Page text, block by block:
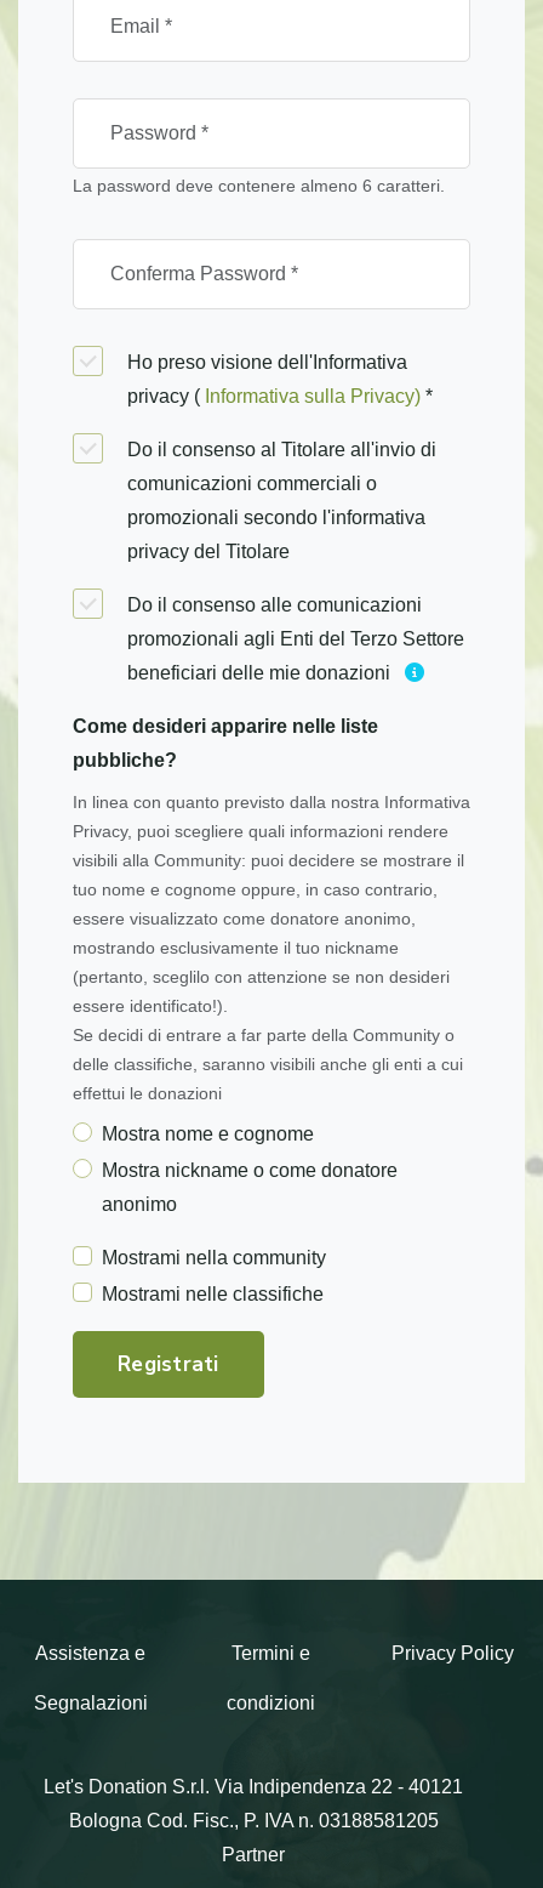
La password deve contenere almeno 6 caratteri.
Ho preso visione dell'Informativa
privacy ( Informativa sulla Privacy) *
Do il consenso al Titolare all'invio di
comunicazioni commerciali o
promozionali secondo l'informativa
privacy del Titolare
Do il consenso alle comunicazioni
promozionali agli Enti del Terzo Settore
beneficiari delle mie donazioni
Come desideri apparire nelle liste
pubbliche?
In linea con quanto previsto dalla nostra Informativa
Privacy, puoi scegliere quali informazioni rendere
visibili alla Community: puoi decidere se mostrare il
tuo nome e cognome oppure, in caso contrario,
essere visualizzato come donatore anonimo,
mostrando esclusivamente il tuo nickname
(pertanto, sceglilo con attenzione se non desideri
essere identificato!).
Se decidi di entrare a far parte della Community o
delle classifiche, saranno visibili anche gli enti a cui
effettui le donazioni
Mostra nome e cognome
Mostra nickname o come donatore
anonimo
Mostrami nella community
Mostrami nelle classifiche
Registrati
Assistenza e
Segnalazioni
Termini e
condizioni
Privacy Policy
Let's Donation S.r.l. Via Indipendenza 22 - 40121
Bologna Cod. Fisc., P. IVA n. 03188581205
Partner